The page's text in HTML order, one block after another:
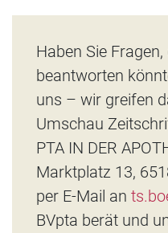
Haben Sie
beantworten
uns – wir greifen
Umschau
PTA IN DER
Marktplatz 13,
per E-Mail an
BVpta berät und